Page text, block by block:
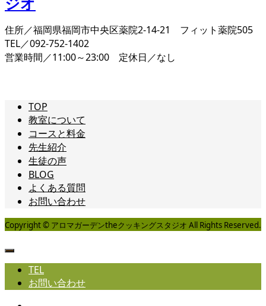
住所／福岡県福岡市中央区薬院2-14-21 フィット薬院505
TEL／092-752-1402
営業時間／11:00～23:00 定休日／なし
TOP
教室について
コースと料金
先生紹介
生徒の声
BLOG
よくある質問
お問い合わせ
Copyright © アロマガーデンtheクッキングスタジオ All Rights Reserved.
TEL
お問い合わせ